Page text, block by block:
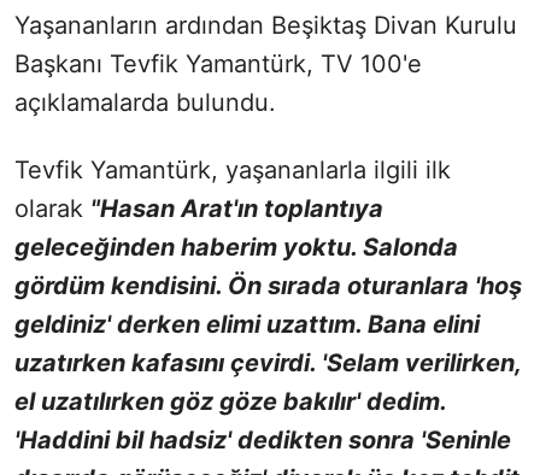
Yaşananların ardından Beşiktaş Divan Kurulu
Başkanı Tevfik Yamantürk, TV 100'e
açıklamalarda bulundu.
Tevfik Yamantürk, yaşananlarla ilgili ilk
olarak "Hasan Arat'ın toplantıya
geleceğinden haberim yoktu. Salonda
gördüm kendisini. Ön sırada oturanlara 'hoş
geldiniz' derken elimi uzattım. Bana elini
uzatırken kafasını çevirdi. 'Selam verilirken,
el uzatılırken göz göze bakılır' dedim.
'Haddini bil hadsiz' dedikten sonra 'Seninle